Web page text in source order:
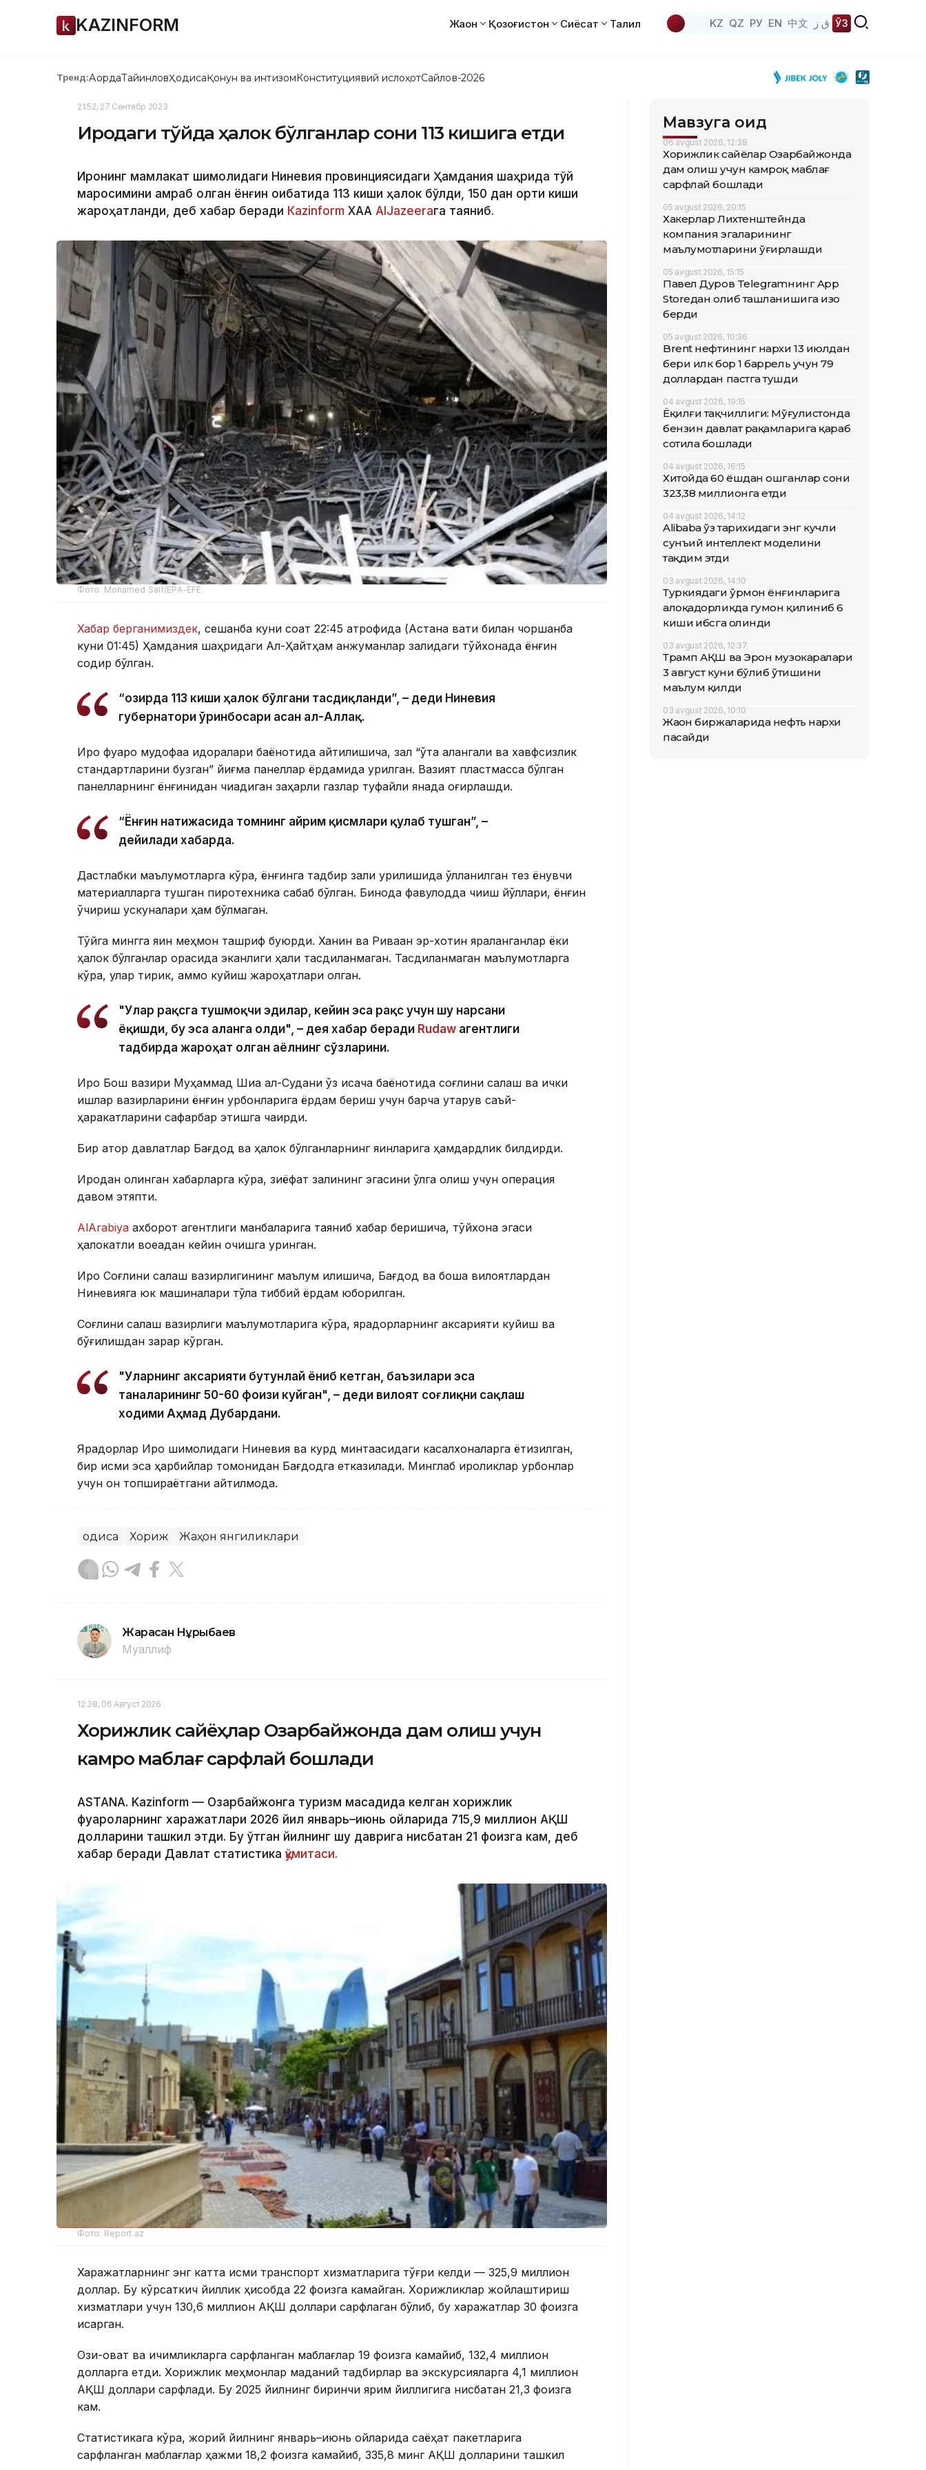
KAZINFORM Жаҳон Қозоғистон Сиёсат Таҳлил KZ QZ РУ EN 中文 ق ز ЎЗ
Тренд:АқордаТайинловҲодисаҚонун ва интизомКонституциявий ислоҳотСайлов-2026
21:52, 27 Сентябр 2023
Ироқдаги тўйда ҳалок бўлганлар сони 113 кишига етди
Ироқнинг мамлакат шимолидаги Ниневия провинциясидаги Ҳамдания шаҳрида тўй
маросимини қамраб олган ёнғин оқибатида 113 киши ҳалок бўлди, 150 дан ортиқ киши
жароҳатланди, деб хабар беради Кazinform ХАА AlJazeeraга таяниб.
Фото: Mohamed Saif/EPA-EFE
Хабар берганимиздек, сешанба куни соат 22:45 атрофида (Астана вақти билан чоршанба
куни 01:45) Ҳамдания шаҳридаги Ал-Ҳайтҳам анжуманлар залидаги тўйхонада ёнғин
содир бўлган.
“Ҳозирда 113 киши ҳалок бўлгани тасдиқланди”, – деди Ниневия
губернатори ўринбосари Ҳасан ал-Аллақ.
Ироқ фуқаро мудофаа идоралари баёнотида айтилишича, зал “ўта алангали ва хавфсизлик
стандартларини бузган” йиғма панеллар ёрдамида қурилган. Вазият пластмасса бўлган
панелларнинг ёнғинидан чиқадиган заҳарли газлар туфайли янада оғирлашди.
“Ёнғин натижасида томнинг айрим қисмлари қулаб тушган”, –
дейилади хабарда.
Дастлабки маълумотларга кўра, ёнғинга тадбир зали қурилишида қўлланилган тез ёнувчи
материалларга тушган пиротехника сабаб бўлган. Бинода фавқулодда чиқиш йўллари, ёнғин
ўчириш ускуналари ҳам бўлмаган.
Тўйга мингга яқин меҳмон ташриф буюрди. Ханин ва Риваан эр-хотин яраланганлар ёки
ҳалок бўлганлар орасида эканлиги ҳали тасдиқланмаган. Тасдиқланмаган маълумотларга
кўра, улар тирик, аммо куйиш жароҳатлари олган.
"Улар рақсга тушмоқчи эдилар, кейин эса рақс учун шу нарсани
ёқишди, бу эса аланга олди", – дея хабар беради Rudaw агентлиги
тадбирда жароҳат олган аёлнинг сўзларини.
Ироқ Бош вазири Муҳаммад Шиа ал-Судани ўз қисқача баёнотида соғлиқни сақлаш ва ички
ишлар вазирларини ёнғин қурбонларига ёрдам бериш учун барча қутқарув саъй-
ҳаракатларини сафарбар этишга чақирди.
Бир қатор давлатлар Бағдод ва ҳалок бўлганларнинг яқинларига ҳамдардлик билдирди.
Ироқдан олинган хабарларга кўра, зиёфат залининг эгасини қўлга олиш учун операция
давом этяпти.
AlArabiya ахборот агентлиги манбаларига таяниб хабар беришича, тўйхона эгаси
ҳалокатли воқеадан кейин қочишга уринган.
Ироқ Соғлиқни сақлаш вазирлигининг маълум қилишича, Бағдод ва бошқа вилоятлардан
Ниневияга юк машиналари тўла тиббий ёрдам юборилган.
Соғлиқни сақлаш вазирлиги маълумотларига кўра, ярадорларнинг аксарияти куйиш ва
бўғилишдан зарар кўрган.
"Уларнинг аксарияти бутунлай ёниб кетган, баъзилари эса
таналарининг 50-60 фоизи куйган", – деди вилоят соғлиқни сақлаш
ходими Аҳмад Дубардани.
Ярадорлар Ироқ шимолидаги Ниневия ва курд минтақасидаги касалхоналарга ётқизилган,
бир қисми эса ҳарбийлар томонидан Бағдодга етказилади. Минглаб ироқликлар қурбонлар
учун қон топшираётгани айтилмоқда.
Ҳодиса Хориж Жаҳон янгиликлари
Жарасқан Нұрыбаев
Муаллиф
12:38, 06 Август 2026
Хорижлик сайёҳлар Озарбайжонда дам олиш учун
камроқ маблағ сарфлай бошлади
ASTANA. Kazinform — Озарбайжонга туризм мақсадида келган хорижлик
фуқароларнинг харажатлари 2026 йил январь–июнь ойларида 715,9 миллион АҚШ
долларини ташкил этди. Бу ўтган йилнинг шу даврига нисбатан 21 фоизга кам, деб
хабар беради Давлат статистика қўмитаси.
Фото: Report.az
Харажатларнинг энг катта қисми транспорт хизматларига тўғри келди — 325,9 миллион
доллар. Бу кўрсаткич йиллик ҳисобда 22 фоизга камайган. Хорижликлар жойлаштириш
хизматлари учун 130,6 миллион АҚШ доллари сарфлаган бўлиб, бу харажатлар 30 фоизга
қисқарган.
Озиқ-овқат ва ичимликларга сарфланган маблағлар 19 фоизга камайиб, 132,4 миллион
долларга етди. Хорижлик меҳмонлар маданий тадбирлар ва экскурсияларга 4,1 миллион
АҚШ доллари сарфлади. Бу 2025 йилнинг биринчи ярим йиллигига нисбатан 21,3 фоизга
кам.
Статистикага кўра, жорий йилнинг январь–июнь ойларида саёҳат пакетларига
сарфланган маблағлар ҳажми 18,2 фоизга камайиб, 335,8 минг АҚШ долларини ташкил
Мавзуга оид
06 avgust 2026, 12:38
Хорижлик сайёҳлар Озарбайжонда
дам олиш учун камроқ маблағ
сарфлай бошлади
05 avgust 2026, 20:15
Хакерлар Лихтенштейнда
компания эгаларининг
маълумотларини ўғирлашди
05 avgust 2026, 15:15
Павел Дуров Telegramнинг App
Storeдан олиб ташланишига изоҳ
берди
05 avgust 2026, 10:36
Brent нефтининг нархи 13 июлдан
бери илк бор 1 баррель учун 79
доллардан пастга тушди
04 avgust 2026, 19:15
Ёқилғи тақчиллиги: Мўғулистонда
бензин давлат рақамларига қараб
сотила бошлади
04 avgust 2026, 16:15
Хитойда 60 ёшдан ошганлар сони
323,38 миллионга етди
04 avgust 2026, 14:12
Alibaba ўз тарихидаги энг кучли
сунъий интеллект моделини
тақдим этди
03 avgust 2026, 14:10
Туркиядаги ўрмон ёнғинларига
алоқадорликда гумон қилиниб 6
киши ҳибсга олинди
03 avgust 2026, 12:37
Трамп АҚШ ва Эрон музокаралари
3 август куни бўлиб ўтишини
маълум қилди
03 avgust 2026, 10:10
Жаҳон биржаларида нефть нархи
пасайди